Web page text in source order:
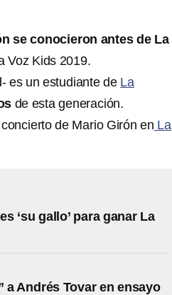
se conocieron antes de La
Voz Kids 2019.
es un estudiante de La
de esta generación.
de Mario Girón en La
‘su gallo’ para ganar La
a Andrés Tovar en ensayo